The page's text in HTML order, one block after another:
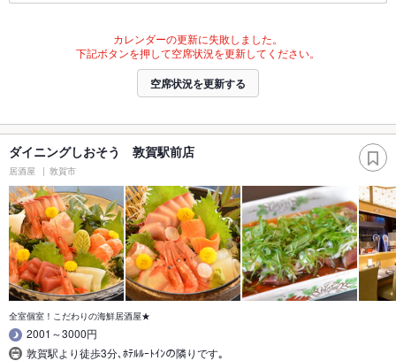
カレンダーの更新に失敗しました。
下記ボタンを押して空席状況を更新してください。
空席状況を更新する
ダイニングしおそう 敦賀駅前店
居酒屋 敦賀市
全室個室！こだわりの海鮮居酒屋★
2001～3000円
敦賀駅より徒歩3分､ﾎﾃﾙﾙｰﾄｲﾝの隣りです｡